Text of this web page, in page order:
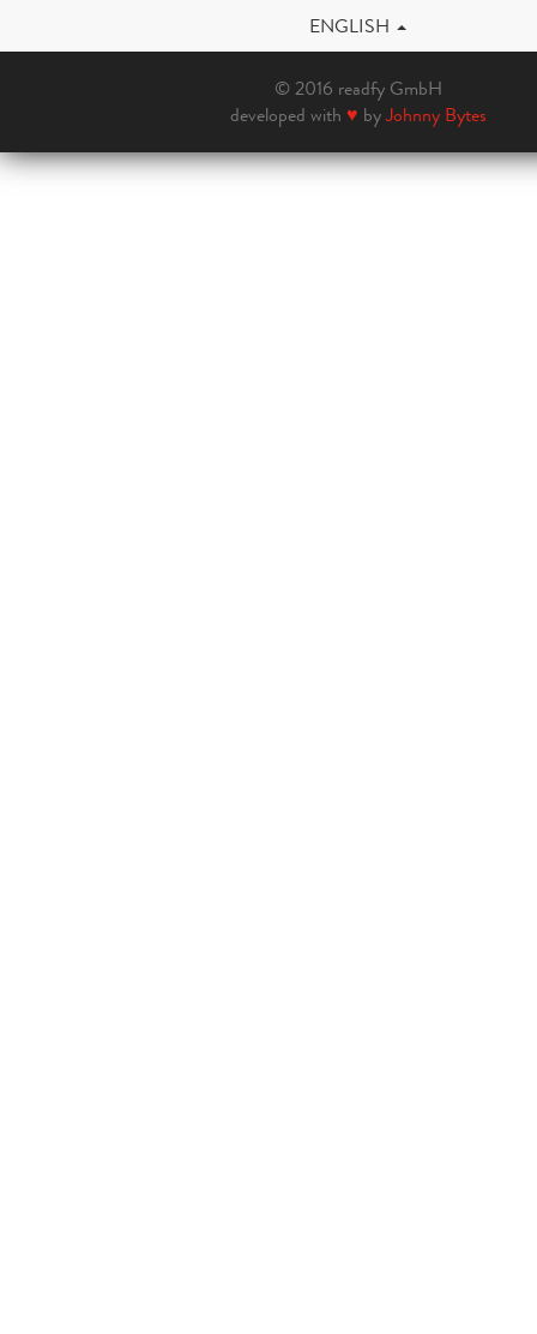
ENGLISH
© 2016 readfy GmbH
developed with ♥ byJohnny Bytes